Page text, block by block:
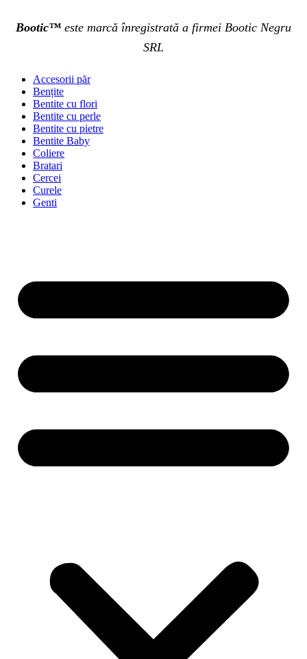
Bootic™ este marcă înregistrată a firmei Bootic Negru
SRL
Accesorii păr
Bențite
Bentite cu flori
Bentite cu perle
Bentite cu pietre
Bentite Baby
Coliere
Bratari
Cercei
Curele
Genti